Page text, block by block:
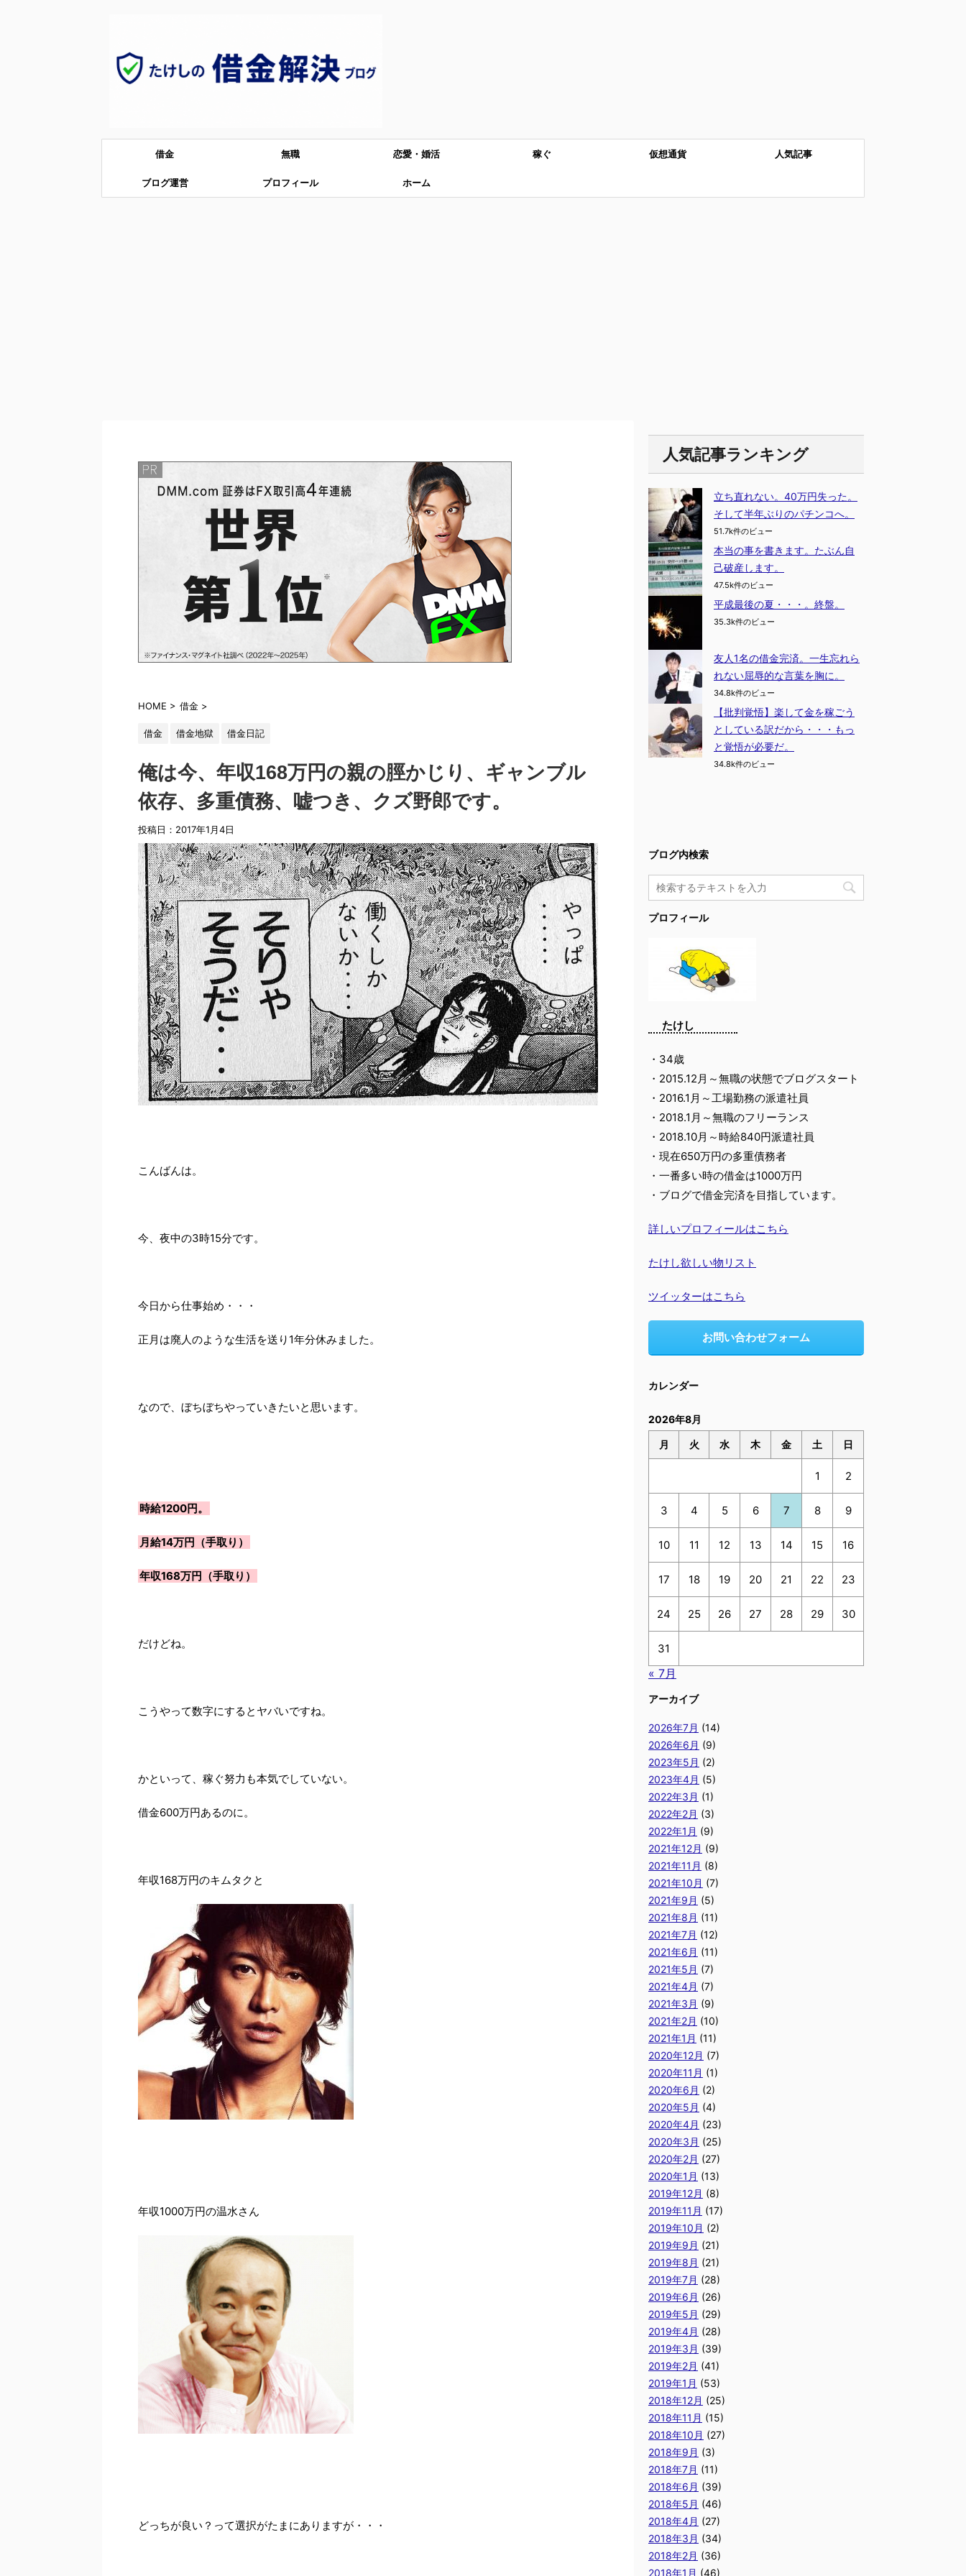
借金 無職 恋愛・婚活 稼ぐ 仮想通貨 人気記事
ブログ運営 プロフィール ホーム
HOME > 借金 >
借金 借金地獄 借金日記
俺は今、年収168万円の親の脛かじり、ギャンブル
依存、多重債務、嘘つき、クズ野郎です。
投稿日：2017年1月4日
こんばんは。
今、夜中の3時15分です。
今日から仕事始め・・・
正月は廃人のような生活を送り1年分休みました。
なので、ぼちぼちやっていきたいと思います。
時給1200円。
月給14万円（手取り）
年収168万円（手取り）
だけどね。
こうやって数字にするとヤバいですね。
かといって、稼ぐ努力も本気でしていない。
借金600万円あるのに。
年収168万円のキムタクと
年収1000万円の温水さん
どっちが良い？って選択がたまにありますが・・・
人気記事ランキング
立ち直れない。40万円失った。
そして半年ぶりのパチンコへ。
51.7k件のビュー
本当の事を書きます。たぶん自
己破産します。
47.5k件のビュー
平成最後の夏・・・。終盤。
35.3k件のビュー
友人1名の借金完済。一生忘れら
れない屈辱的な言葉を胸に。
34.8k件のビュー
【批判覚悟】楽して金を稼ごう
としている訳だから・・・もっ
と覚悟が必要だ。
34.8k件のビュー
ブログ内検索
プロフィール
たけし
・34歳
・2015.12月～無職の状態でブログスタート
・2016.1月～工場勤務の派遣社員
・2018.1月～無職のフリーランス
・2018.10月～時給840円派遣社員
・現在650万円の多重債務者
・一番多い時の借金は1000万円
・ブログで借金完済を目指しています。
詳しいプロフィールはこちら
たけし欲しい物リスト
ツイッターはこちら
お問い合わせフォーム
カレンダー
2026年8月
月 火 水 木 金 土 日
1 2
3 4 5 6 7 8 9
10 11 12 13 14 15 16
17 18 19 20 21 22 23
24 25 26 27 28 29 30
31
« 7月
アーカイブ
2026年7月 (14)
2026年6月 (9)
2023年5月 (2)
2023年4月 (5)
2022年3月 (1)
2022年2月 (3)
2022年1月 (9)
2021年12月 (9)
2021年11月 (8)
2021年10月 (7)
2021年9月 (5)
2021年8月 (11)
2021年7月 (12)
2021年6月 (11)
2021年5月 (7)
2021年4月 (7)
2021年3月 (9)
2021年2月 (10)
2021年1月 (11)
2020年12月 (7)
2020年11月 (1)
2020年6月 (2)
2020年5月 (4)
2020年4月 (23)
2020年3月 (25)
2020年2月 (27)
2020年1月 (13)
2019年12月 (8)
2019年11月 (17)
2019年10月 (2)
2019年9月 (21)
2019年8月 (21)
2019年7月 (28)
2019年6月 (26)
2019年5月 (29)
2019年4月 (28)
2019年3月 (39)
2019年2月 (41)
2019年1月 (53)
2018年12月 (25)
2018年11月 (15)
2018年10月 (27)
2018年9月 (3)
2018年7月 (11)
2018年6月 (39)
2018年5月 (46)
2018年4月 (27)
2018年3月 (34)
2018年2月 (36)
2018年1月 (46)